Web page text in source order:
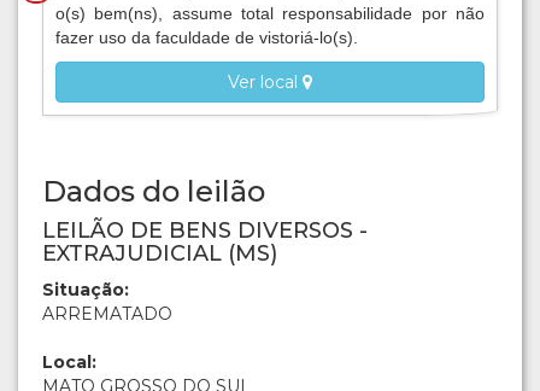
o(s) bem(ns), assume total responsabilidade por não
fazer uso da faculdade de vistoriá-lo(s).
Ver local
Dados do leilão
LEILÃO DE BENS DIVERSOS -
EXTRAJUDICIAL (MS)
Situação:
ARREMATADO
Local:
MATO GROSSO DO SUL